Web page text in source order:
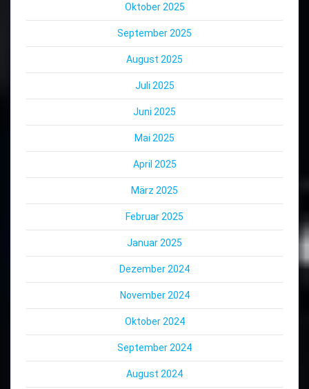
Oktober 2025
September 2025
August 2025
Juli 2025
Juni 2025
Mai 2025
April 2025
März 2025
Februar 2025
Januar 2025
Dezember 2024
November 2024
Oktober 2024
September 2024
August 2024